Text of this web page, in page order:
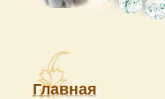
Главная